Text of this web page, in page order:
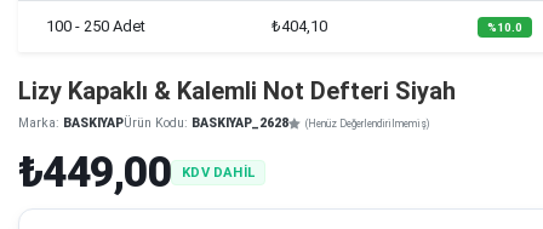
100 - 250 Adet ₺404,10 %10.0
Lizy Kapaklı & Kalemli Not Defteri Siyah
Marka: BASKIYAPÜrün Kodu: BASKIYAP_2628 (Henüz Değerlendirilmemiş)
₺449,00 KDV DAHİL